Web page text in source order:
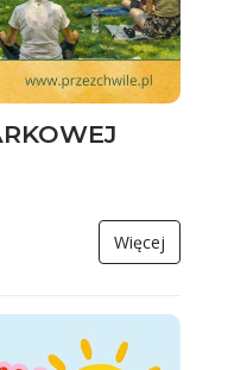
Więcej